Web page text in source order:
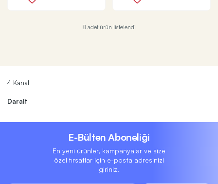
8 adet ürün listelendi
4 Kanal
Daralt
E-Bülten Aboneliği
En yeni ürünler, kampanyalar ve size
özel fırsatlar için e-posta adresinizi
giriniz.